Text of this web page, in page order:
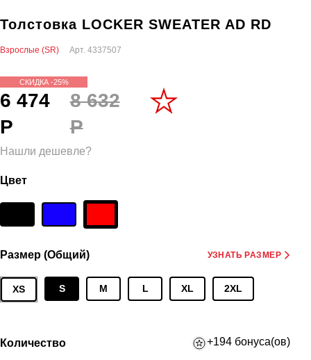
Толстовка LOCKER SWEATER AD RD
Взрослые (SR) Арт. 4337507
СКИДКА -25%
6 474
Р
8 632
Р
Нашли дешевле?
Цвет
Размер (Общий) УЗНАТЬ РАЗМЕР
XS S M L XL 2XL
Количество +194 бонуса(ов)